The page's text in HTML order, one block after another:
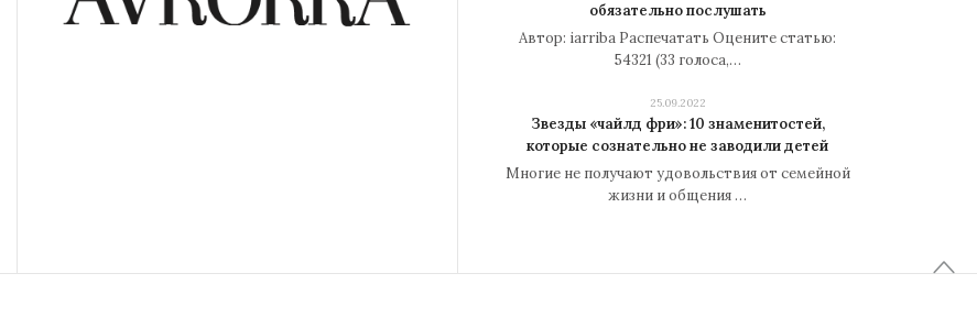
обязательно послушать
Автор: iarriba Распечатать Оцените статью:
54321 (33 голоса,…
25.09.2022
Звезды «чайлд фри»: 10 знаменитостей,
которые сознательно не заводили детей
Многие не получают удовольствия от семейной
жизни и общения …